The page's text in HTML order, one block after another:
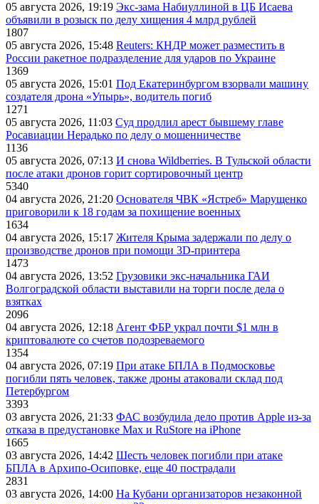
05 августа 2026, 19:19 Экс-зама Набиуллиной в ЦБ Исаева
объявили в розыск по делу хищения 4 млрд рублей
1807
05 августа 2026, 15:48 Reuters: КНДР может разместить в
России ракетное подразделение для ударов по Украине
1369
05 августа 2026, 15:01 Под Екатеринбургом взорвали машину
создателя дрона «Упырь», водитель погиб
1271
05 августа 2026, 11:03 Суд продлил арест бывшему главе
Росавиации Нерадько по делу о мошенничестве
1136
05 августа 2026, 07:13 И снова Wildberries. В Тульской области
после атаки дронов горит сортировочный центр
5340
04 августа 2026, 21:20 Основателя ЧВК «Ястреб» Марущенко
приговорили к 18 годам за похищение военных
1634
04 августа 2026, 15:17 Жителя Крыма задержали по делу о
производстве дронов при помощи 3D‑принтера
1473
04 августа 2026, 13:52 Грузовики экс-начальника ГАИ
Волгоградской области выставили на торги после дела о
взятках
2096
04 августа 2026, 12:18 Агент ФБР украл почти $1 млн в
криптовалюте со счетов подозреваемого
1354
04 августа 2026, 07:19 При атаке БПЛА в Подмосковье
погибли пять человек, также дроны атаковали склад под
Петербургом
3393
03 августа 2026, 21:33 ФАС возбудила дело против Apple из-за
отказа в предустановке Max и RuStore на iPhone
1665
03 августа 2026, 14:42 Шесть человек погибли при атаке
БПЛА в Архипо-Осиповке, еще 40 пострадали
2831
03 августа 2026, 14:00 На Кубани организаторов незаконной